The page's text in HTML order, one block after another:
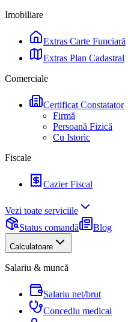
Imobiliare
Extras Carte Funciară
Extras Plan Cadastral
Comerciale
Certificat Constatator
Firmă
Persoană Fizică
Cu Istoric
Fiscale
Cazier Fiscal
Vezi toate serviciile
Status comandă
Blog
Calculatoare
Salariu & muncă
Salariu net/brut
Concediu medical